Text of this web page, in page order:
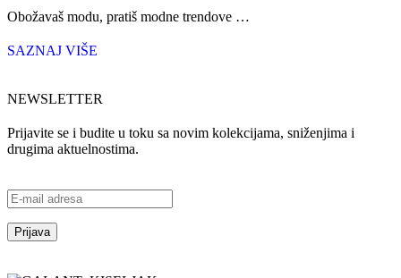
Obožavaš modu, pratiš modne trendove …
SAZNAJ VIŠE
NEWSLETTER
Prijavite se i budite u toku sa novim kolekcijama, sniženjima i
drugima aktuelnostima.